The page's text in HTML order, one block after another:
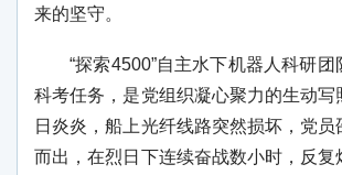
来的坚守。
“探索4500”自主水下机器人科研
科考任务，是党组织凝心聚力的生动写
日炎炎，船上光纤线路突然损坏，党员
而出，在烈日下连续奋战数小时，反复